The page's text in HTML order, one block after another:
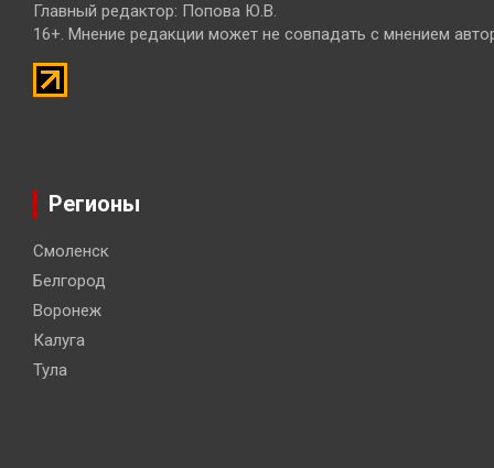
Главный редактор: Попова Ю.В.
16+. Мнение редакции может не совпадать с мнением
Регионы
Смоленск
Белгород
Воронеж
Калуга
Тула